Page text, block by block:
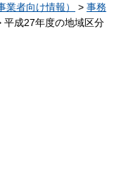
者向け情報）
> 事務
平成27年度の地域区分